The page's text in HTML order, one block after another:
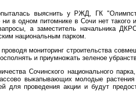
выяснить у РЖД, ГК
в одном питомнике в Сочи нет
а заместитель начальника
национальным парком.
мониторинг строительства
и приумножать зеленое
Сочинского национального
выкапывающих молодые
проведения акции и будут